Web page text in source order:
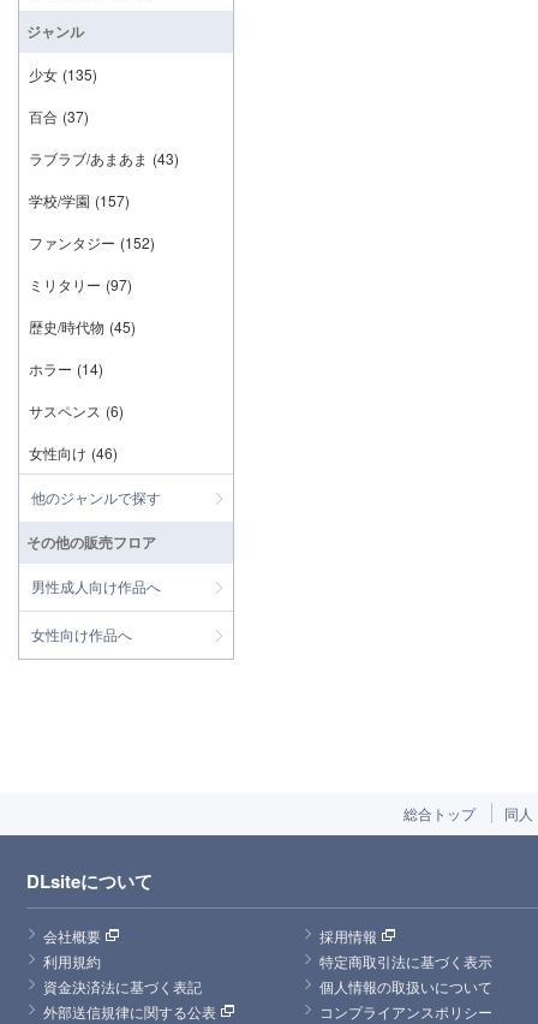
ジャンル
少女 (135)
百合 (37)
ラブラブ/あまあま (43)
学校/学園 (157)
ファンタジー (152)
ミリタリー (97)
歴史/時代物 (45)
ホラー (14)
サスペンス (6)
女性向け (46)
他のジャンルで探す
その他の販売フロア
男性成人向け作品へ
女性向け作品へ
総合トップ 同人
DLsiteについて
会社概要
採用情報
利用規約
特定商取引法に基づく表示
資金決済法に基づく表記
個人情報の取扱いについて
外部送信規律に関する公表
コンプライアンスポリシー